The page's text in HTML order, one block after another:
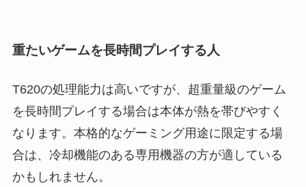
重たいゲームを長時間プレイする人
T620の処理能力は高いですが、超重量級のゲーム
を長時間プレイする場合は本体が熱を帯びやすく
なります。本格的なゲーミング用途に限定する場
合は、冷却機能のある専用機器の方が適している
かもしれません。